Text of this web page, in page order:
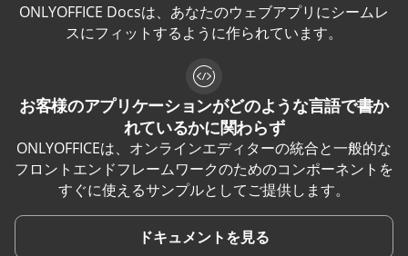
ONLYOFFICE Docsは、あなたのウェブアプリにシームレ
スにフィットするように作られています。
お客様のアプリケーションがどのような言語で書か
れているかに関わらず
ONLYOFFICEは、オンラインエディターの統合と一般的な
フロントエンドフレームワークのためのコンポーネントを
すぐに使えるサンプルとしてご提供します。
ドキュメントを見る